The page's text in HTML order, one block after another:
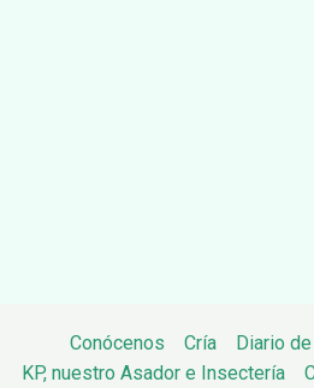
Conócenos Cría
Diario de
KP, nuestro Asador e Insectería